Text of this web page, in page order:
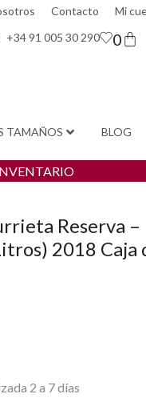
Contacto
Mi
+34 91 005 30 290 0
TAMAÑOS BLOG
Reserva –
2018 Caja
2 a 7 días